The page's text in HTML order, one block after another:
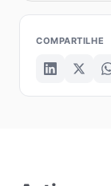
COMPARTILHE